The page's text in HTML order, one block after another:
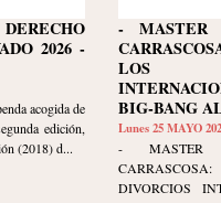
2026 -
acogida de
edición,
(2018) d...
- MASTER
LOS
BIG-BANG
Lunes 25 MAYO
- MASTER
DIVORCIOS